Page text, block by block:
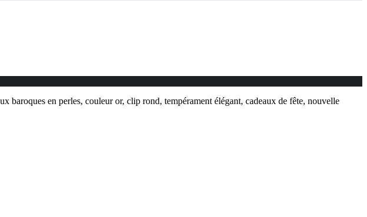
baroques en perles, couleur or, clip rond, tempérament élégant, cadeaux de fête, nouvelle